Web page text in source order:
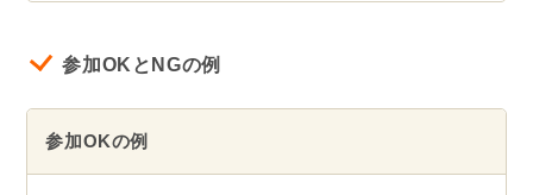
参加OKとNGの例
参加OKの例